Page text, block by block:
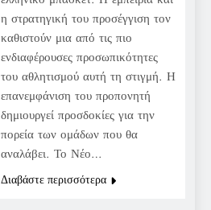
η στρατηγική του προσέγγιση τον
καθιστούν μια από τις πιο
ενδιαφέρουσες προσωπικότητες
του αθλητισμού αυτή τη στιγμή. Η
επανεμφάνιση του προπονητή
δημιουργεί προσδοκίες για την
πορεία των ομάδων που θα
αναλάβει. Το Νέο…
Διαβάστε περισσότερα